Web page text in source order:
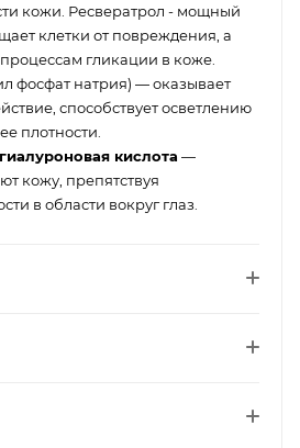
кожи. Ресвератрол - мощный
клетки от повреждения, а
гликации в коже.
фосфат натрия) — оказывает
способствует осветлению
плотности.
кислота —
кожу, препятствуя
в области вокруг глаз.